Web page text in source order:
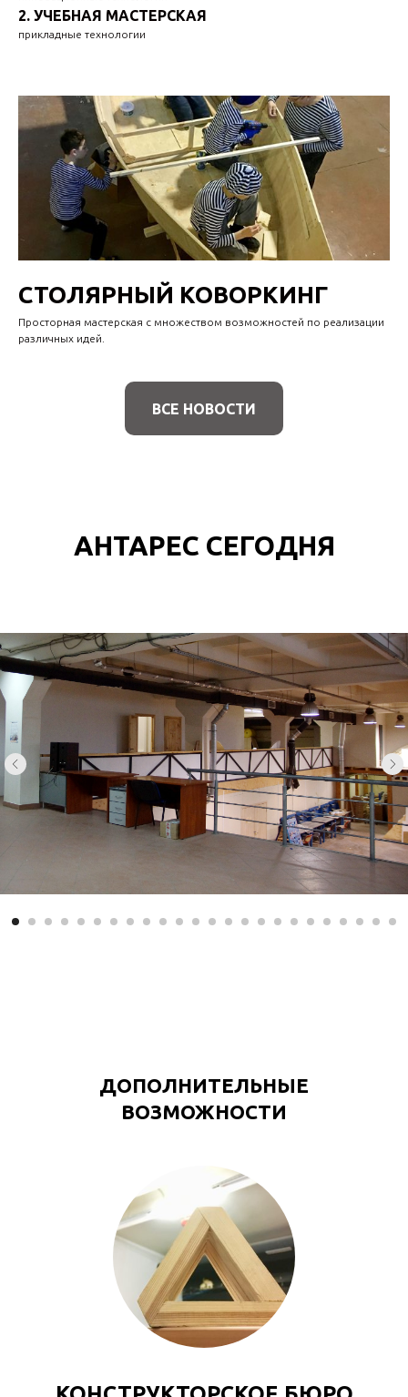
2. УЧЕБНАЯ МАСТЕРСКАЯ
прикладные технологии
СТОЛЯРНЫЙ КОВОРКИНГ
Просторная мастерская с множеством возможностей по реализации
различных идей.
ВСЕ НОВОСТИ
АНТАРЕС СЕГОДНЯ
ДОПОЛНИТЕЛЬНЫЕ
ВОЗМОЖНОСТИ